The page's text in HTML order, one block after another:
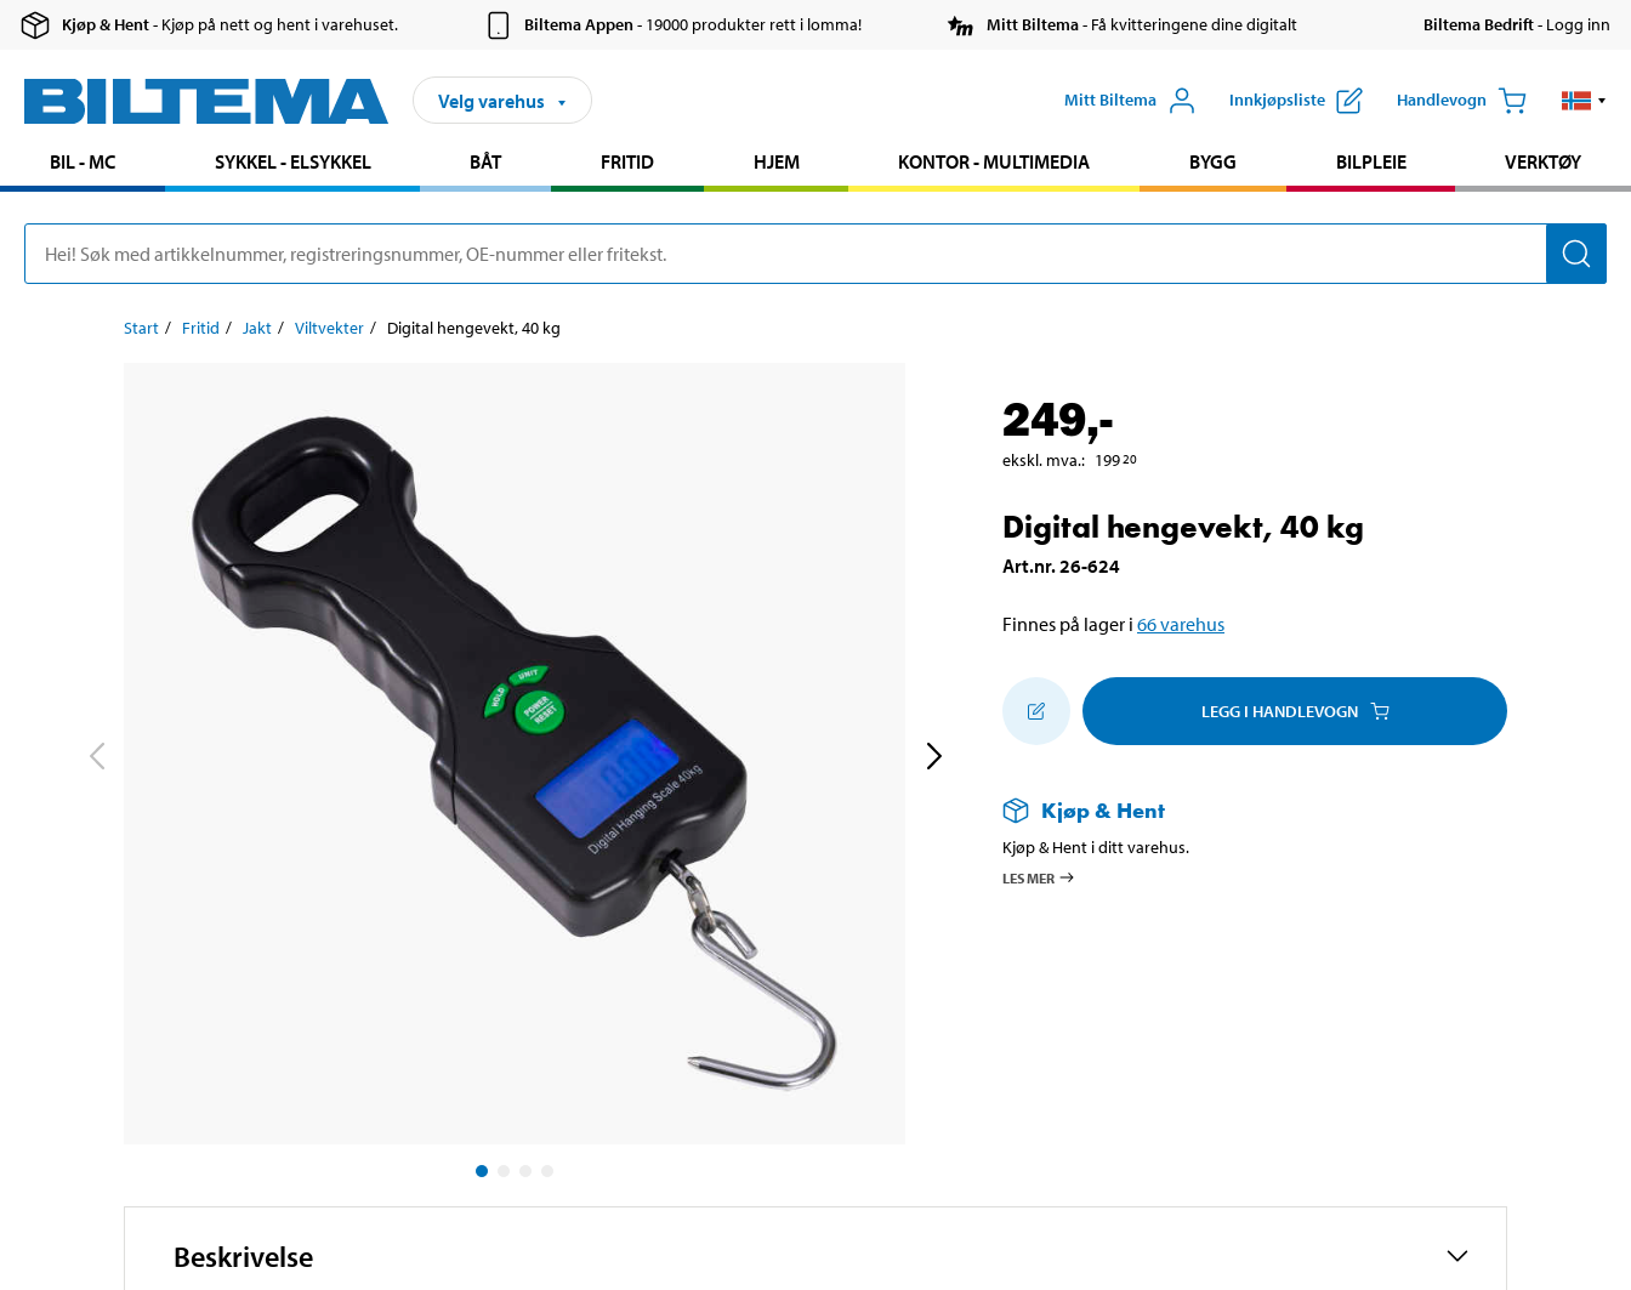
Kjøp & Hent- Kjøp på nett og hent i varehuset. Biltema Appen- 19000 produkter rett i lomma! Mitt Biltema- Få kvitteringene dine digitalt Biltema Bedrift- Logg inn
Velg varehus Mitt Biltema Innkjøpsliste Handlevogn
BIL - MC SYKKEL - ELSYKKEL BÅT FRITID HJEM KONTOR - MULTIMEDIA BYGG BILPLEIE VERKTØY
Start Fritid Jakt Viltvekter Digital hengevekt, 40 kg
249,-
ekskl. mva.: 199 20
Digital hengevekt, 40 kg
Art.nr.26-624
Finnes på lager i 66varehus
LEGG I HANDLEVOGN
Kjøp & Hent
Kjøp & Hent i ditt varehus.
LES MER
Beskrivelse